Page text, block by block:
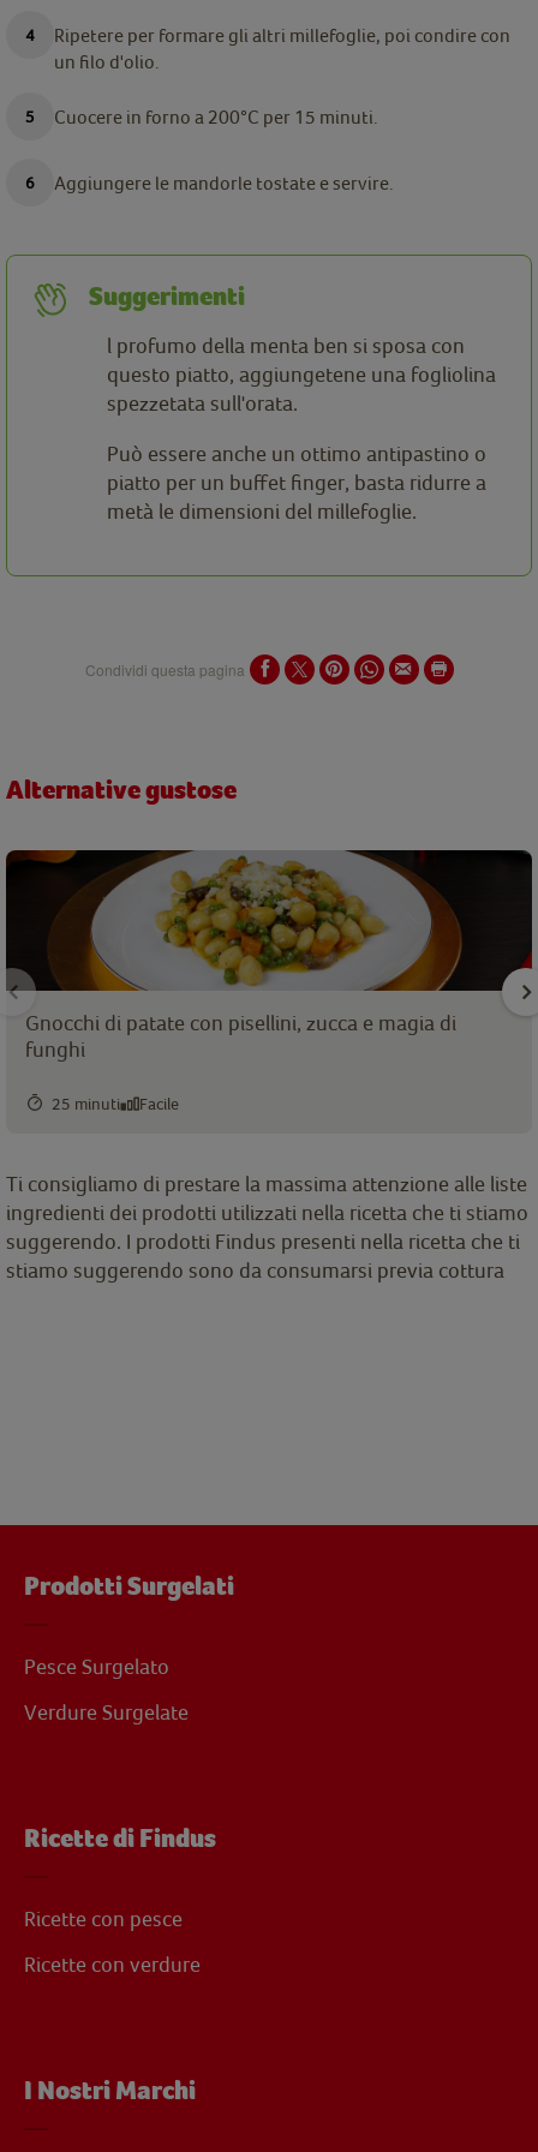
Ripetere per formare gli altri millefoglie, poi condire con
un filo d'olio.
Cuocere in forno a 200°C per 15 minuti.
Aggiungere le mandorle tostate e servire.
Suggerimenti
l profumo della menta ben si sposa con
questo piatto, aggiungetene una fogliolina
spezzetata sull'orata.
Può essere anche un ottimo antipastino o
piatto per un buffet finger, basta ridurre a
metà le dimensioni del millefoglie.
Condividi questa pagina
Alternative gustose
Gnocchi di patate con pisellini, zucca e magia di
funghi
25 minuti Facile
Ti consigliamo di prestare la massima attenzione alle liste
ingredienti dei prodotti utilizzati nella ricetta che ti stiamo
suggerendo. I prodotti Findus presenti nella ricetta che ti
stiamo suggerendo sono da consumarsi previa cottura
Prodotti Surgelati
Pesce Surgelato
Verdure Surgelate
Ricette di Findus
Ricette con pesce
Ricette con verdure
I Nostri Marchi